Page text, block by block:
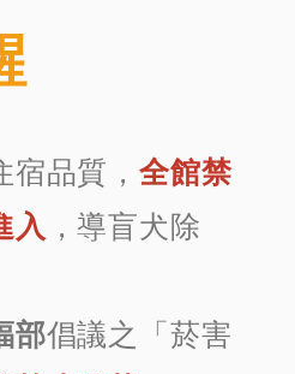
品質， 全館禁
入 ，導盲犬除
部倡議之「菸害